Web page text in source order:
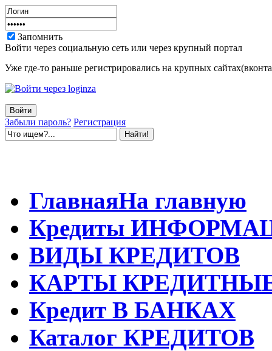
Запомнить
Войти через социальную сеть или через крупный портал
Уже где-то раньше регистрировались на крупных
Забыли пароль? Регистрация
ГлавнаяНа главную
Кредиты
ВИДЫ КРЕДИТОВ
КАРТЫ
Кредит В БАНКАХ
Каталог КРЕДИТОВ